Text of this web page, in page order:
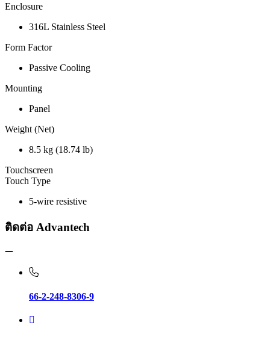
Enclosure
316L Stainless Steel
Form Factor
Passive Cooling
Mounting
Panel
Weight (Net)
8.5 kg (18.74 lb)
Touchscreen
Touch Type
5-wire resistive
ติดต่อ Advantech
66-2-248-8306-9